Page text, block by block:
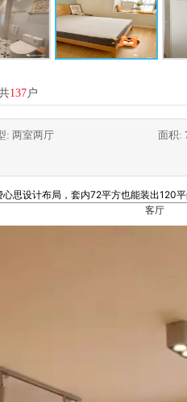
137户
: 两室两厅 面积:
思设计布局，套内72平方也能装出120
客厅